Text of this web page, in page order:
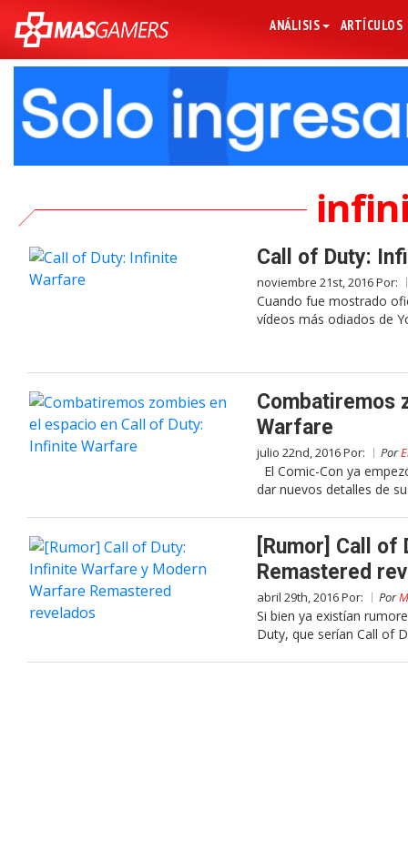
ANÁLISIS ARTÍCULOS
Call of Duty:
noviembre 21st, 2016 Por:
Cuando fue mostrado
vídeos más odiados de
Combatiremos
Warfare
julio 22nd, 2016 Por: Por
El Comic-Con ya
dar nuevos detalles de
[Rumor] Call
Remastered
abril 29th, 2016 Por: Por
Si bien ya existían
Duty, que serían Call of